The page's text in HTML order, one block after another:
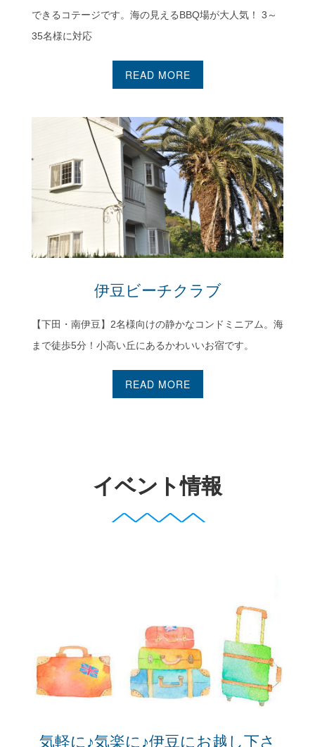
できるコテージです。海の見えるBBQ場が大人気！ 3～
35名様に対応
READ MORE
伊豆ビーチクラブ
伊豆ビーチクラブ
【下田・南伊豆】2名様向けの静かなコンドミニアム。海
まで徒歩5分！小高い丘にあるかわいいお宿です。
READ MORE
イベント情報
気軽に♪気楽に♪伊豆にお越し下さ